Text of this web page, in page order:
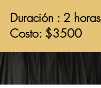
Duración : 2 horas
Costo: $3500